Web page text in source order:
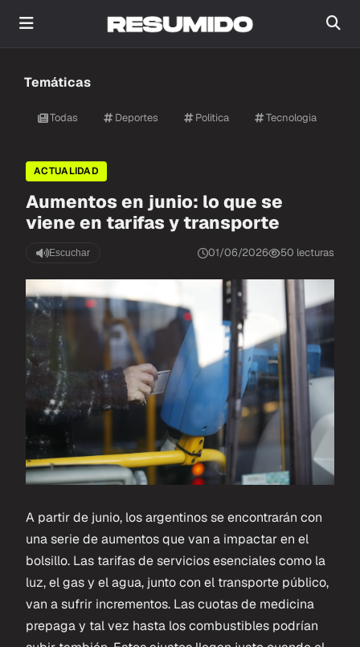
ACTUALIDAD
Aumentos en junio: lo que se
viene en tarifas y transporte
Escuchar 01/06/2026 50 lecturas
Escuchar
A partir de junio, los argentinos se encontrarán con
una serie de aumentos que van a impactar en el
bolsillo. Las tarifas de servicios esenciales como la
luz, el gas y el agua, junto con el transporte público,
van a sufrir incrementos. Las cuotas de medicina
prepaga y tal vez hasta los combustibles podrían
Escuchar
Escuchar
Temáticas
Todas Deportes Politica Tecnologia